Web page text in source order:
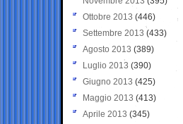
Ottobre 2013 (446)
Settembre 2013 (433)
Agosto 2013 (389)
Luglio 2013 (390)
Giugno 2013 (425)
Maggio 2013 (413)
Aprile 2013 (345)